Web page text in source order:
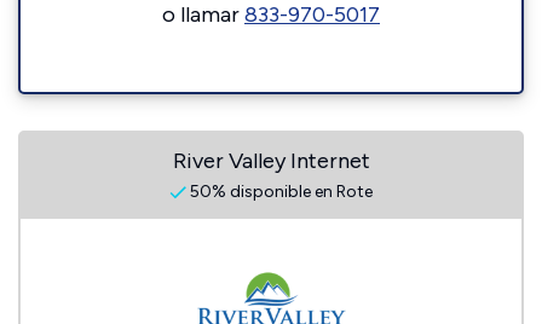
o llamar833-970-5017
River Valley Internet
50% disponible en Rote